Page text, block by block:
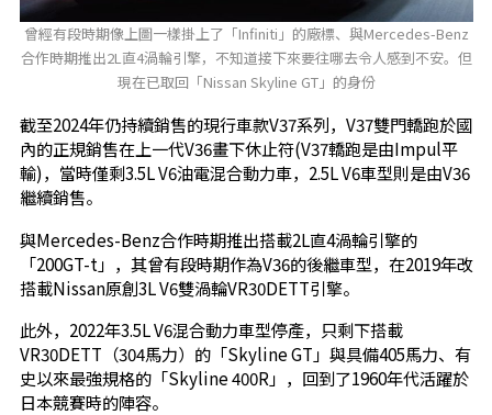
曾經有段時期像上圖一樣掛上了「Infiniti」的廠標、與Mercedes-Benz
合作時期推出2L直4渦輪引擎，不知道接下來要往哪去令人感到不安。但
現在已取回「Nissan Skyline GT」的身份
截至2024年仍持續銷售的現行車款V37系列，V37雙門轎跑於國
內的正規銷售在上一代V36畫下休止符(V37轎跑是由Impul平
輸)，當時僅剩3.5L V6油電混合動力車，2.5L V6車型則是由V36
繼續銷售。
與Mercedes-Benz合作時期推出搭載2L直4渦輪引擎的
「200GT-t」，其曾有段時期作為V36的後繼車型，在2019年改
搭載Nissan原創3L V6雙渦輪VR30DETT引擎。
此外，2022年3.5L V6混合動力車型停產，只剩下搭載
VR30DETT（304馬力）的「Skyline GT」與具備405馬力、有
史以來最強規格的「Skyline 400R」，回到了1960年代活躍於
日本競賽時的陣容。